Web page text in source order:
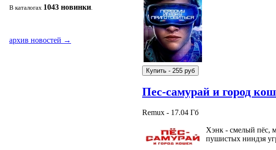
В каталогах 1043 новинки.
архив новостей →
Пес-самурай и город
Remux - 17.04 Гб
Хэнк - смелый пёс,
пушистых ниндзя